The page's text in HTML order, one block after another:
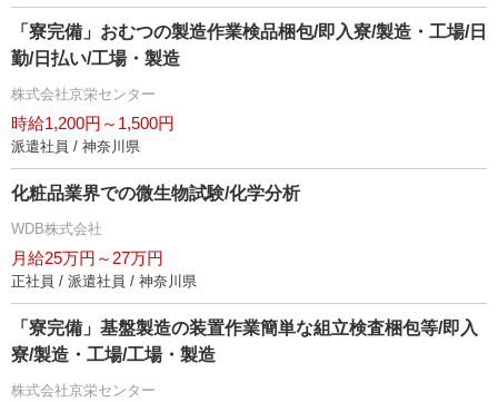
「寮完備」おむつの製造作業検品梱包/即入寮/製造・工場/日
勤/日払い/工場・製造
株式会社京栄センター
時給1,200円～1,500円
派遣社員 / 神奈川県
化粧品業界での微生物試験/化学分析
WDB株式会社
月給25万円～27万円
正社員 / 派遣社員 / 神奈川県
「寮完備」基盤製造の装置作業簡単な組立検査梱包等/即入
寮/製造・工場/工場・製造
株式会社京栄センター